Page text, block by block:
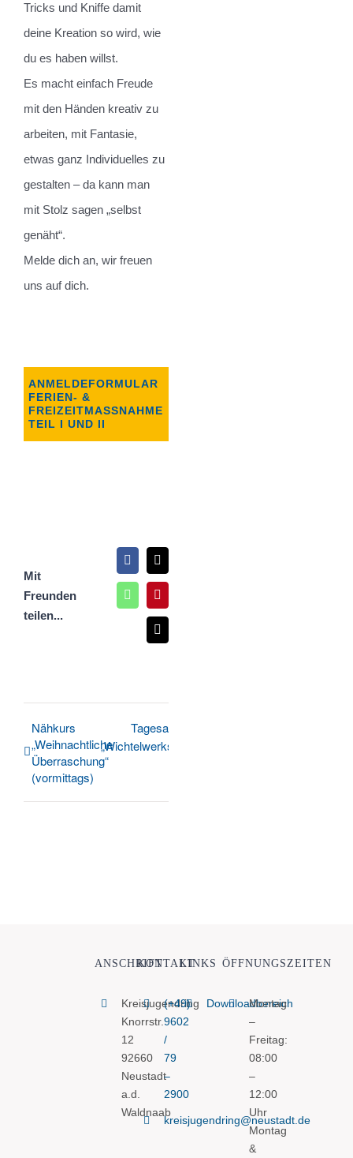
Tricks und Kniffe damit
deine Kreation so wird, wie
du es haben willst.
Es macht einfach Freude
mit den Händen kreativ zu
arbeiten, mit Fantasie,
etwas ganz Individuelles zu
gestalten – da kann man
mit Stolz sagen „selbst
genäht“.
Melde dich an, wir freuen
uns auf dich.
ANMELDEFORMULAR
FERIEN- &
FREIZEITMASSNAHME T
EIL I UND II
Mit
Freunden
teilen...
Facebook
X
WhatsAppPinterest
E-
Mail
Nähkurs
„Weihnachtliche
Überraschung“
(vormittags)
Tagesaktion
„Wichtelwerkstatt“
ANSCHRIFT
Kreisjugendring
Knorrstr.
12
92660
Neustadt
a.d.
Waldnaab
KONTAKT
(+49)
9602
/
79
–
2900
kreisjugendring@neustadt.de
LINKS
Downloadbereich
ÖFFNUNGSZEITEN
Montag
–
Freitag:
08:00
–
12:00
Uhr
Montag
&